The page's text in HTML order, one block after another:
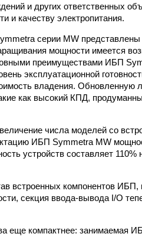
и других ответственных
и качеству электропитания.
серии MW представлены
мощности имеется
преимуществами ИБП
эксплуатационной
владения. Обновленную
как высокий КПД,
числа моделей со
ИБП Symmetra MW
устройств составляет 110%
встроенных компонентов ИБП,
секция ввода-вывода I/O
еще компактнее: занимаемая